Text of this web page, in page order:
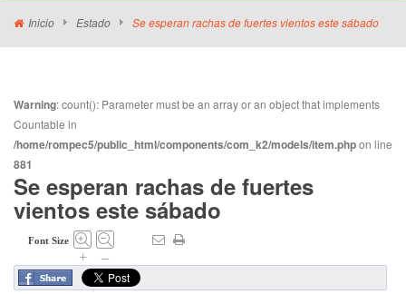
Inicio Estado Se esperan rachas de fuertes vientos este sábado
Warning: count(): Parameter must be an array or an object that implements
Countable in
/home/rompec5/public_html/components/com_k2/models/item.phpon line
881
Se esperan rachas de fuertes
vientos este sábado
Font Size
+ –